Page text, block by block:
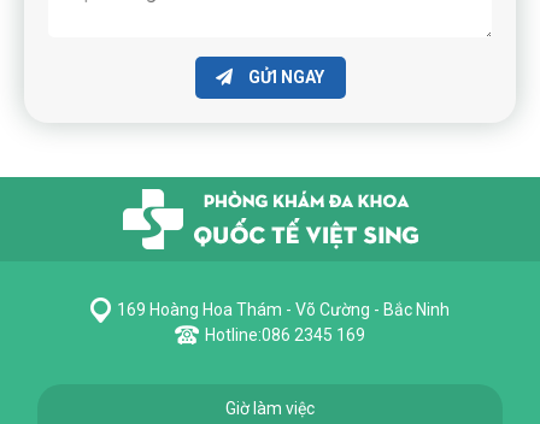
GỬI NGAY
169 Hoàng Hoa Thám - Võ Cường - Bắc Ninh
Hotline:086 2345 169
Giờ làm việc